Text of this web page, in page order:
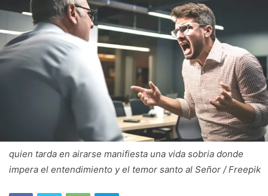
quien tarda en airarse manifiesta una vida sobria donde
impera el entendimiento y el temor santo al Señor / Freepik